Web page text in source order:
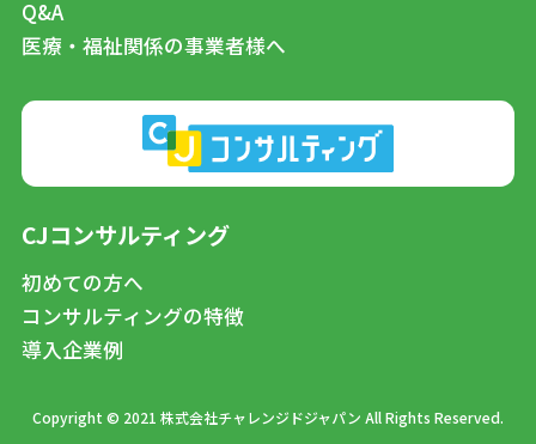
Q&A
医療・福祉関係の事業者様へ
CJコンサルティング
初めての方へ
コンサルティングの特徴
導入企業例
Copyright © 2021 株式会社チャレンジドジャパン All Rights Reserved.